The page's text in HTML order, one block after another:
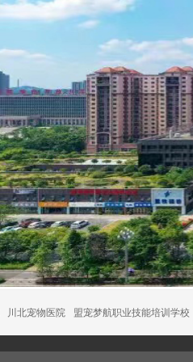
川北宠物医院 盟宠梦航职业技能培训学校